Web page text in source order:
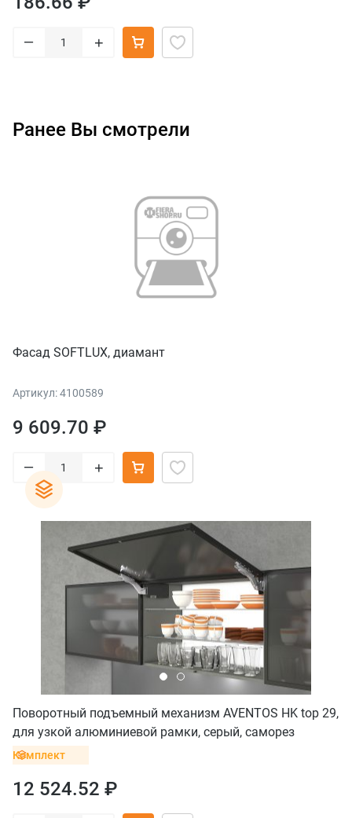
– +
Ранее Вы смотрели
Фасад SOFTLUX, диамант
Артикул: 4100589
9 609.70 ₽
– +
Поворотный подъемный механизм AVENTOS HK top 29,
для узкой алюминиевой рамки, серый, саморез
Комплект
12 524.52 ₽